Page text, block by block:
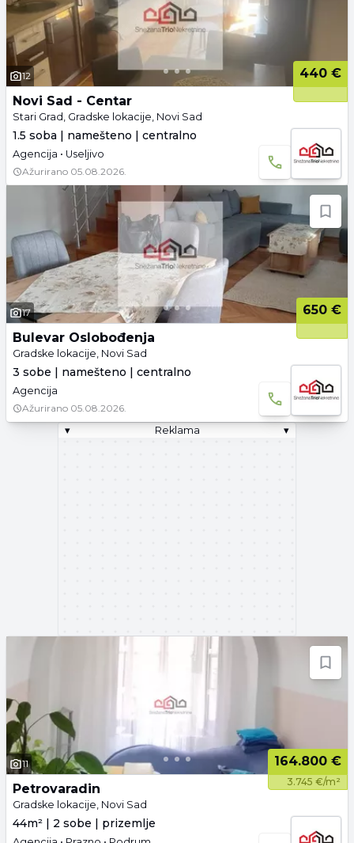
12
440 €
Novi Sad - Centar
Stari Grad, Gradske lokacije, Novi Sad
1.5 soba | namešteno | centralno
Agencija • Useljivo
Ažurirano 05.08.2026.
17
650 €
Bulevar Oslobođenja
Gradske lokacije, Novi Sad
3 sobe | namešteno | centralno
Agencija
Ažurirano 05.08.2026.
▾
Reklama ▾
11 164.800 €
3.745 €/m²
Petrovaradin
Gradske lokacije, Novi Sad
44m² | 2 sobe | prizemlje